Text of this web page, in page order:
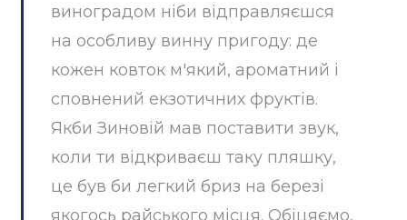
виноградом ніби відправляєшся
на особливу винну пригоду: де
кожен ковток м'який, ароматний і
сповнений екзотичних фруктів.
Якби Зиновій мав поставити звук,
коли ти відкриваєш таку пляшку,
це був би легкий бриз на березі
якогось райського місця. Обіцяємо,